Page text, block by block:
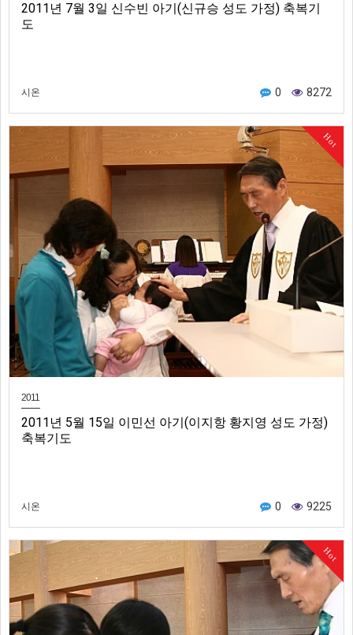
2011년 7월 3일 신수빈 아기(신규승 성도 가정) 축복기
도
시온 0 8272
Hot
2011
2011년 5월 15일 이민선 아기(이지항 황지영 성도 가정)
축복기도
시온 0 9225
Hot